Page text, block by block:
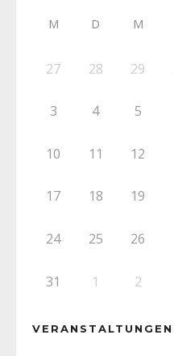
M D M
27 28 29
3 4 5
10 11 12
17 18 19
24 25 26
31 1 2
VERANSTALTUNGEN